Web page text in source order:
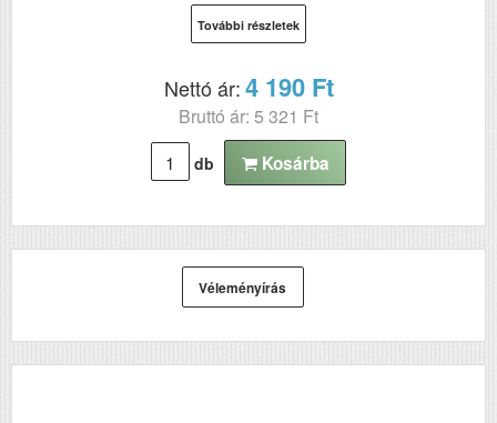
További részletek
Nettó ár:4 190 Ft
Bruttó ár: 5 321 Ft
db Kosárba
Véleményírás